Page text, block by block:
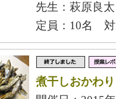
先生：萩原良
定員：10名 対
煮干しおかわ